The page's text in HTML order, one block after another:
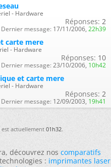
- Hardware
Réponses: 2
Dernier message: 17/11/2006, 22h39
carte mere
- Hardware
Réponses: 10
Dernier message: 23/10/2006, 10h42
et carte mere
- Hardware
Réponses: 2
Dernier message: 12/09/2003, 19h41
est actuellement01h32.
découvrez noscomparatifs
:imprimantes laser